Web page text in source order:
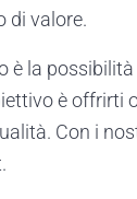
di valore.
è la
è offrirti
Con i